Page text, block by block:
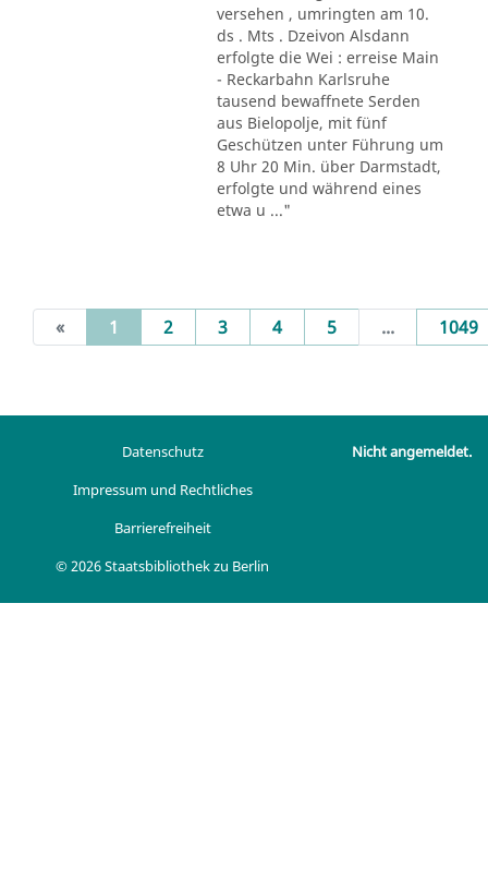
versehen , umringten am 10.
ds . Mts . Dzeivon Alsdann
erfolgte die Wei : erreise Main
- Reckarbahn Karlsruhe
tausend bewaffnete Serden
aus Bielopolje, mit fünf
Geschützen unter Führung um
8 Uhr 20 Min. über Darmstadt,
erfolgte und während eines
etwa u ..."
« 1 (current)
2 3 4 5 ... 1049
Datenschutz
Impressum und Rechtliches
Barrierefreiheit
© 2026 Staatsbibliothek zu Berlin
Nicht angemeldet.